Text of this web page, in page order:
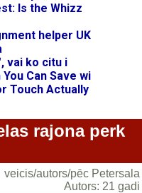
rajona perk
veicis/autors/pēc Petersala
Autors: 21 gadi